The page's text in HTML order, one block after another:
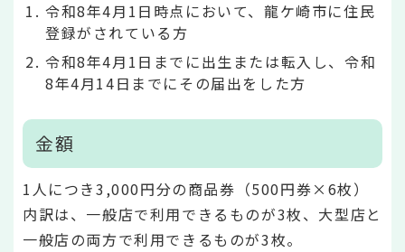
令和8年4月1日時点において、龍ケ崎市に住民
登録がされている方
令和8年4月1日までに出生または転入し、令和
8年4月14日までにその届出をした方
金額
1人につき3,000円分の商品券（500円券×6枚）
内訳は、一般店で利用できるものが3枚、大型店と
一般店の両方で利用できるものが3枚。